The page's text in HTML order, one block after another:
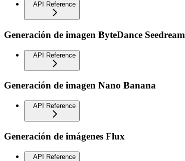
API Reference
Generación de imagen ByteDance Seedream
API Reference
Generación de imagen Nano Banana
API Reference
Generación de imágenes Flux
API Reference